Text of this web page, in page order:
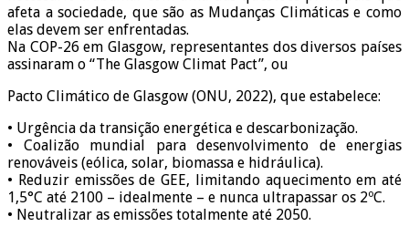
afeta a sociedade, que são as Mudanças Climáticas e como
elas devem ser enfrentadas.
Na COP-26 em Glasgow, representantes dos diversos países
assinaram o “The Glasgow Climat Pact”, ou
Pacto Climático de Glasgow (ONU, 2022), que estabelece:
• Urgência da transição energética e descarbonização.
• Coalizão mundial para desenvolvimento de energias
renováveis (eólica, solar, biomassa e hidráulica).
• Reduzir emissões de GEE, limitando aquecimento em até
1,5°C até 2100 – idealmente – e nunca ultrapassar os 2ºC.
• Neutralizar as emissões totalmente até 2050.